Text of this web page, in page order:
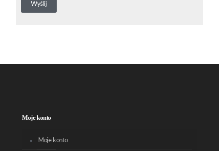
Moje konto
Moje konto